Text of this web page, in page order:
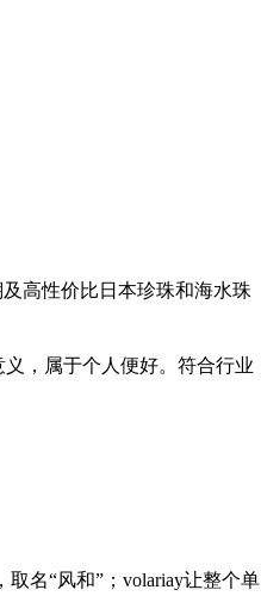
高性价比日本珍珠和海水珠
，属于个人便好。符合行业
名“风和”；volariay让整个单